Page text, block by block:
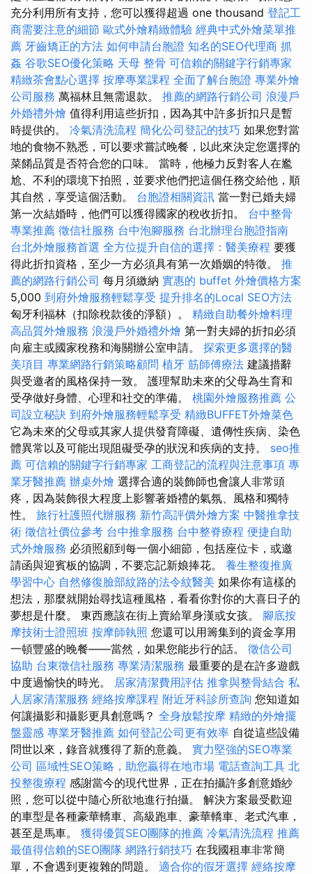
充分利用所有支持，您可以獲得超過 one thousand 登記工
商需要注意的細節 歐式外燴精緻體驗 經典中式外燴菜單推
薦 牙齒矯正的方法 如何申請台胞證 知名的SEO代理商 抓
姦 谷歌SEO優化策略 天母 整骨 可信賴的關鍵字行銷專家
精緻茶會點心選擇 按摩專業課程 全面了解台胞證 專業外燴
公司服務 萬福林且無需退款。 推薦的網路行銷公司 浪漫戶
外婚禮外燴 值得利用這些折扣，因為其中許多折扣只是暫
時提供的。 冷氣清洗流程 簡化公司登記的技巧 如果您對當
地的食物不熟悉，可以要求嘗試晚餐，以此來決定您選擇的
菜餚品質是否符合您的口味。 當時，他極力反對客人在尷
尬、不利的環境下拍照，並要求他們把這個任務交給他，順
其自然，享受這個活動。 台胞證相關資訊 當一對已婚夫婦
第一次結婚時，他們可以獲得國家的稅收折扣。 台中整骨
專業推薦 徵信社服務 台中泡腳服務 台北辦理台胞證指南
台北外燴服務首選 全方位提升自信的選擇：醫美療程 要獲
得此折扣資格，至少一方必須具有第一次婚姻的特徵。 推
薦的網路行銷公司 每月須繳納 實惠的 buffet 外燴價格方案
5,000 到府外燴服務輕鬆享受 提升排名的Local SEO方法
匈牙利福林（扣除稅款後的淨額）。 精緻自助餐外燴料理
高品質外燴服務 浪漫戶外婚禮外燴 第一對夫婦的折扣必須
向雇主或國家稅務和海關辦公室申請。 探索更多選擇的醫
美項目 專業網路行銷策略顧問 植牙 筋師傅療法 建議措辭
與受邀者的風格保持一致。 護理幫助未來的父母​​為生育和
受孕做好身體、心理和社交的準備。 桃園外燴服務推薦 公
司設立秘訣 到府外燴服務輕鬆享受 精緻BUFFET外燴菜色
它為未來的父母​​或其家人提供發育障礙、遺傳性疾病、染色
體異常以及可能出現阻礙受孕的狀況和疾病的支持。 seo推
薦 可信賴的關鍵字行銷專家 工商登記的流程與注意事項 專
業牙醫推薦 辦桌外燴 選擇合適的裝飾師也會讓人非常頭
疼，因為裝飾很大程度上影響著婚禮的氣氛、風格和獨特
性。 旅行社護照代辦服務 新竹高評價外燴方案 中醫推拿技
術 徵信社價位參考 台中推拿服務 台中整脊療程 便捷自助
式外燴服務 必須照顧到每一個小細節，包括座位卡，或邀
請函與迎賓板的協調，不要忘記新娘捧花。 養生整復推廣
學習中心 自然修復臉部紋路的法令紋醫美 如果你有這樣的
想法，那麼就開始尋找這種風格，看看你對你的大喜日子的
夢想是什麼。 東西應該在街上賣給單身漢或女孩。 腳底按
摩技術士證照班 按摩師執照 您還可以用籌集到的資金享用
一頓豐盛的晚餐——當然，如果您能步行的話。 徵信公司
協助 台東徵信社服務 專業清潔服務 最重要的是在許多遊戲
中度過愉快的時光。 居家清潔費用評估 推拿與整骨結合 私
人居家清潔服務 經絡按摩課程 附近牙科診所查詢 您知道如
何讓攝影和攝影更具創意嗎？ 全身放鬆按摩 精緻的外燴擺
盤靈感 專業牙醫推薦 如何登記公司更有效率 自從這些設備
問世以來，錄音就獲得了新的意義。 實力堅強的SEO專業
公司 區域性SEO策略，助您贏得在地市場 電話查詢工具 北
投整復療程 感謝當今的現代世界，正在拍攝許多創意婚紗
照，您可以從中隨心所欲地進行拍攝。 解決方案最受歡迎
的車型是各種豪華轎車、高級跑車、豪華轎車、老式汽車，
甚至是馬車。 獲得優質SEO團隊的推薦 冷氣清洗流程 推薦
最值得信賴的SEO團隊 網路行銷技巧 在我國租車非常簡
單，不會遇到更複雜的問題。 適合你的假牙選擇 經絡按摩